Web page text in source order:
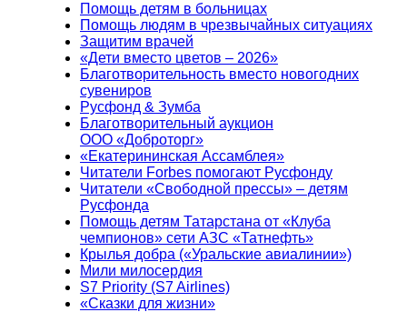
Помощь детям в больницах
Помощь людям в чрезвычайных ситуациях
Защитим врачей
«Дети вместо цветов – 2026»
Благотворительность вместо новогодних
сувениров
Русфонд & Зумба
Благотворительный аукцион
ООО «Доброторг»
«Екатерининская Ассамблея»
Читатели Forbes помогают Русфонду
Читатели «Свободной прессы» – детям
Русфонда
Помощь детям Татарстана от «Клуба
чемпионов» сети АЗС «Татнефть»
Крылья добра («Уральские авиалинии»)
Мили милосердия
S7 Priority (S7 Airlines)
«Сказки для жизни»